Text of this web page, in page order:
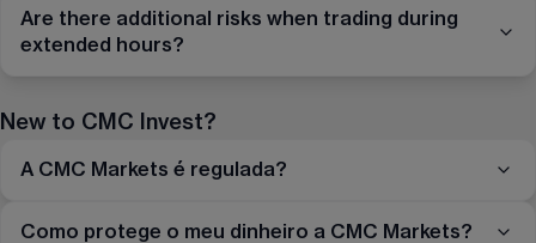
Are there additional risks when trading during
extended hours?
New to CMC Invest?
A CMC Markets é regulada?
Como protege o meu dinheiro a CMC Markets?